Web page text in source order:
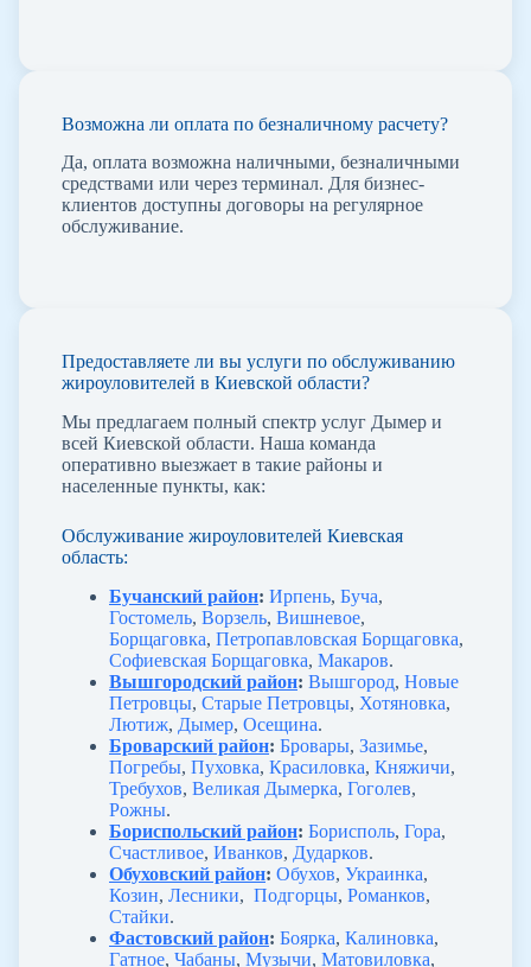
Возможна ли оплата по безналичному расчету?
Да, оплата возможна наличными, безналичными
средствами или через терминал. Для бизнес-
клиентов доступны договоры на регулярное
обслуживание.
Предоставляете ли вы услуги по обслуживанию
жироуловителей в Киевской области?
Мы предлагаем полный спектр услуг Дымер и
всей Киевской области. Наша команда
оперативно выезжает в такие районы и
населенные пункты, как:
Обслуживание жироуловителей Киевская
область:
Бучанский район: Ирпень, Буча,
Гостомель, Ворзель, Вишневое,
Борщаговка, Петропавловская Борщаговка,
Софиевская Борщаговка, Макаров.
Вышгородский район: Вышгород, Новые
Петровцы, Старые Петровцы, Хотяновка,
Лютиж, Дымер, Осещина.
Броварский район: Бровары, Зазимье,
Погребы, Пуховка, Красиловка, Княжичи,
Требухов, Великая Дымерка, Гоголев,
Рожны.
Бориспольский район: Борисполь, Гора,
Счастливое, Иванков, Дударков.
Обуховский район: Обухов, Украинка,
Козин, Лесники, Подгорцы, Романков,
Стайки.
Фастовский район: Боярка, Калиновка,
Гатное, Чабаны, Музычи, Матовиловка,